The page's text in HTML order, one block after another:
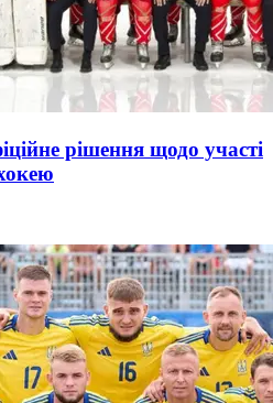
рішення щодо участі